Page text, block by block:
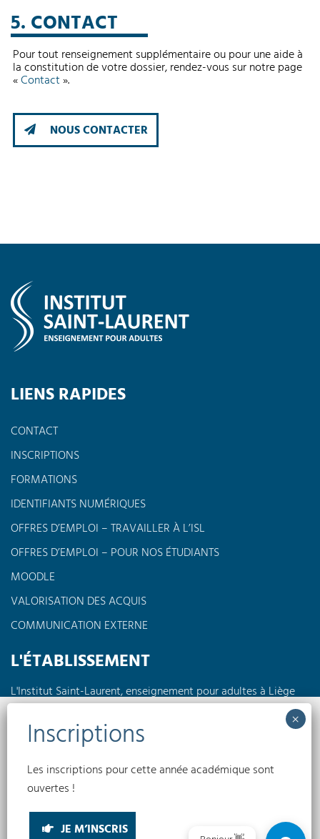
Nous utilisons des cookies pour optimiser notre site web et notre service.
Accepter
5. CONTACT
Pour tout renseignement supplémentaire ou pour une aide à
la constitution de votre dossier, rendez-vous sur notre page
«Contact».
NOUS CONTACTER
LIENS RAPIDES
CONTACT
INSCRIPTIONS
FORMATIONS
IDENTIFIANTS NUMÉRIQUES
OFFRES D’EMPLOI – TRAVAILLER À L’ISL
OFFRES D’EMPLOI – POUR NOS ÉTUDIANTS
MOODLE
VALORISATION DES ACQUIS
COMMUNICATION EXTERNE
L'ÉTABLISSEMENT
L'Institut Saint-Laurent, enseignement pour adultes à Liège
propose des formations à horaires réduits en journée, en
soirée ou encore le week-end dans différents domaines tels
que l'électricité, la pédagogie, l'informatique, les langues,
l'électromécanique...
Conditions générales
INSTITUT SAINT-LAURENT EA © 2026
Les inscriptions pour cette année académique sont
ouvertes !
JE M’INSCRIS